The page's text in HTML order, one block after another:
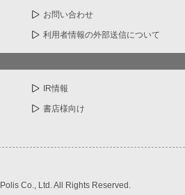
お問い合わせ
利用者情報の外部送信について
IR情報
書店様向け
Co., Ltd. All Rights Reserved.